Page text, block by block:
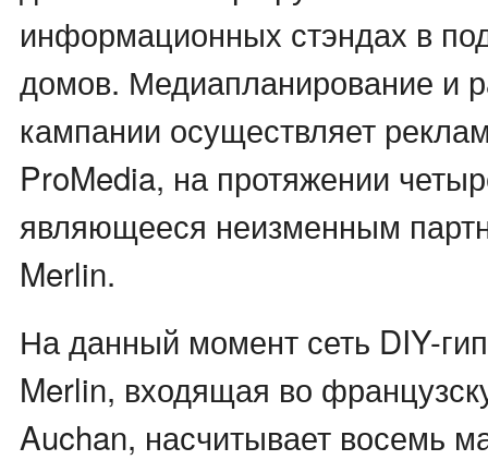
информационных стэндах в
домов. Медиапланирование и
кампании осуществляет
ProMedia, на протяжении
являющееся неизменным
Merlin.
На данный момент сеть DIY-
Merlin, входящая во
Auchan, насчитывает восемь